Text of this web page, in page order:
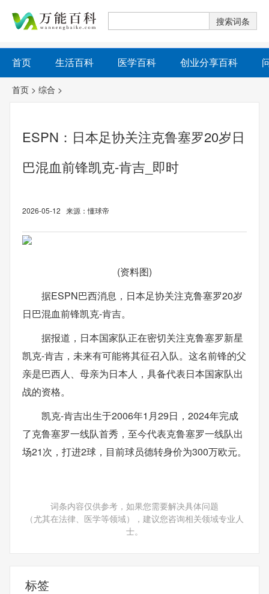
首页 生活百科 医学百科 创业分享百科
首页 > 综合 >
ESPN：日本足协关注克鲁塞罗20岁日
巴混血前锋凯克-肯吉_即时
2026-05-12 来源：懂球帝
(资料图)
据ESPN巴西消息，日本足协关注克鲁塞罗20岁
日巴混血前锋凯克-肯吉。
据报道，日本国家队正在密切关注克鲁塞罗新星
凯克-肯吉，未来有可能将其征召入队。这名前锋的父
亲是巴西人、母亲为日本人，具备代表日本国家队出
战的资格。
凯克-肯吉出生于2006年1月29日，2024年完成
了克鲁塞罗一线队首秀，至今代表克鲁塞罗一线队出
场21次，打进2球，目前球员德转身价为300万欧元。
词条内容仅供参考，如果您需要解决具体问题
（尤其在法律、医学等领域），建议您咨询相关领域专业人
士。
标签